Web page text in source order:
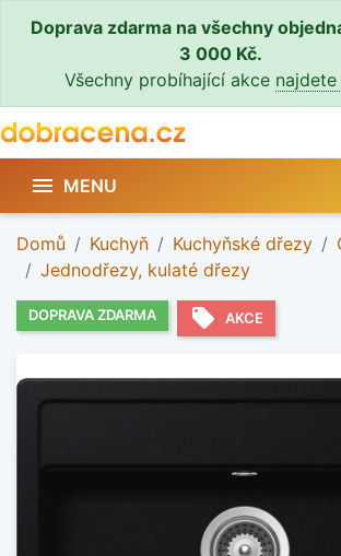
Doprava zdarma na všechny
3 000 Kč.
Všechny probíhající akce
 MENU
Domů Kuchyň Kuchyňské dřezy
Jednodřezy, kulaté dřezy
DOPRAVA ZDARMA local_offer AKCE